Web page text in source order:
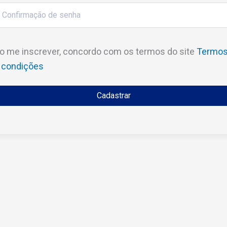
me inscrever, concordo com os termos do site
Cadastrar